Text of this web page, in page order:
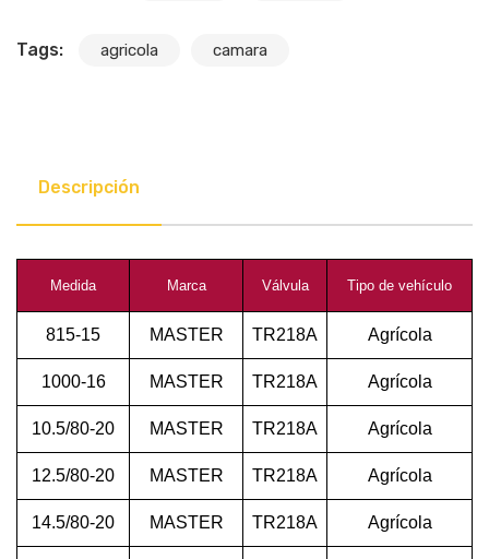
Tags: agricola camara
Descripción
Medida Marca Válvula Tipo de vehículo
815-15 MASTER TR218A Agrícola
1000-16 MASTER TR218A Agrícola
10.5/80-20 MASTER TR218A Agrícola
12.5/80-20 MASTER TR218A Agrícola
14.5/80-20 MASTER TR218A Agrícola